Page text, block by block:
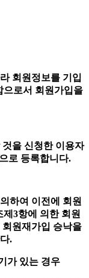
회원정보를 기입
으로서 회원가입을
을 신청한 이용자
로 등록합니다.
하여 이전에 회원
3항에 의한 회원
원재가입 승낙을
.
가 있는 경우